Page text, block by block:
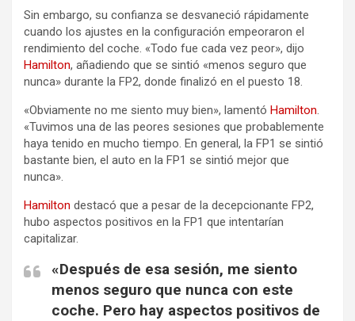
Sin embargo, su confianza se desvaneció rápidamente
cuando los ajustes en la configuración empeoraron el
rendimiento del coche. «Todo fue cada vez peor», dijo
Hamilton, añadiendo que se sintió «menos seguro que
nunca» durante la FP2, donde finalizó en el puesto 18.
«Obviamente no me siento muy bien», lamentó Hamilton.
«Tuvimos una de las peores sesiones que probablemente
haya tenido en mucho tiempo. En general, la FP1 se sintió
bastante bien, el auto en la FP1 se sintió mejor que
nunca».
Hamilton destacó que a pesar de la decepcionante FP2,
hubo aspectos positivos en la FP1 que intentarían
capitalizar.
«Después de esa sesión, me siento
menos seguro que nunca con este
coche. Pero hay aspectos positivos de